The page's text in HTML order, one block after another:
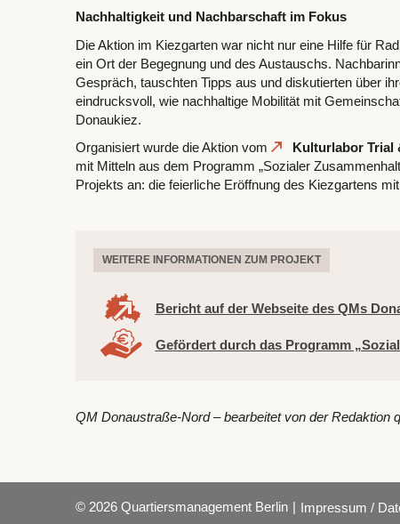
Nachhaltigkeit und Nachbarschaft im Fokus
Die Aktion im Kiezgarten war nicht nur eine Hilfe für
ein Ort der Begegnung und des Austauschs.
Gespräch, tauschten Tipps aus und diskutierten über
eindrucksvoll, wie nachhaltige Mobilität mit
Donaukiez.
Organisiert wurde die Aktion vom
Kulturlabor Trial
mit Mitteln aus dem Programm „Sozialer
Projekts an: die feierliche Eröffnung des Kiezgartens
WEITERE INFORMATIONEN ZUM PROJEKT
Bericht auf der Webseite des QMs
Gefördert durch das Programm
QM Donaustraße-Nord – bearbeitet von der Redaktion
© 2026 Quartiersmanagement Berlin | Impressum /